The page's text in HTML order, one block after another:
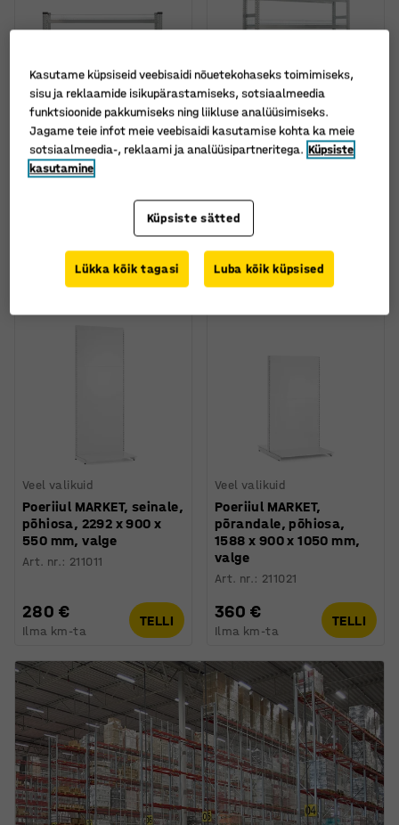
Veel valikuid
Laoriiul TRANSFORM,
500 mm, 4 võreplaati
390 €
Ilma km-ta
TELLI
Veel valikuid
400 mm, 5 võreplaati
Art. nr.
415 €
Ilma km-ta
Veel valikuid
Poeriiul MARKET, seinale,
põhiosa, 2292 x 900 x
550 mm, valge
Art. nr.: 211011
280 €
Ilma km-ta
TELLI
Veel valikuid
Poeriiul MARKET,
põrandale, põhiosa,
1588 x 900 x 1050 mm,
valge
Art. nr.: 211021
360 €
Ilma km-ta
TELLI
Kasutame küpsiseid veebisaidi nõuetekohaseks toimimiseks,
sisu ja reklaamide isikupärastamiseks, sotsiaalmeedia
funktsioonide pakkumiseks ning liikluse analüüsimiseks.
Jagame teie infot meie veebisaidi kasutamise kohta ka meie
sotsiaalmeedia-, reklaami ja analüüsipartneritega. Küpsiste
kasutamine
Küpsiste sätted
Lükka kõik tagasi Luba kõik küpsised